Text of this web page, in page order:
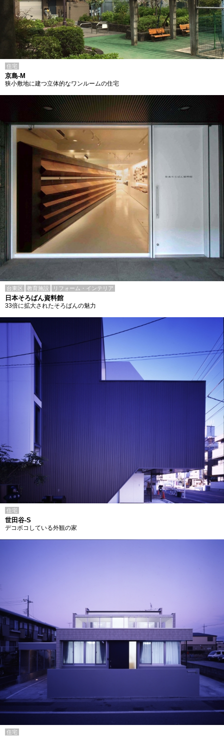
住宅
京島-M
狭小敷地に建つ立体的なワンルームの住宅
台東区 教育施設 リフォーム・インテリア
日本そろばん資料館
33倍に拡大されたそろばんの魅力
住宅
世田谷-S
デコボコしている外観の家
住宅